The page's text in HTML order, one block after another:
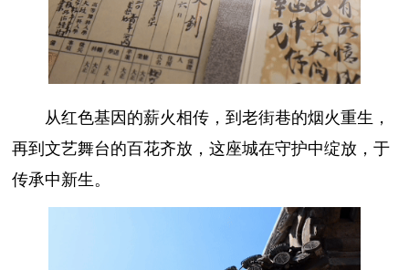
从红色基因的薪火相传，到老街巷的烟火重生，
再到文艺舞台的百花齐放，这座城在守护中绽放，于
传承中新生。